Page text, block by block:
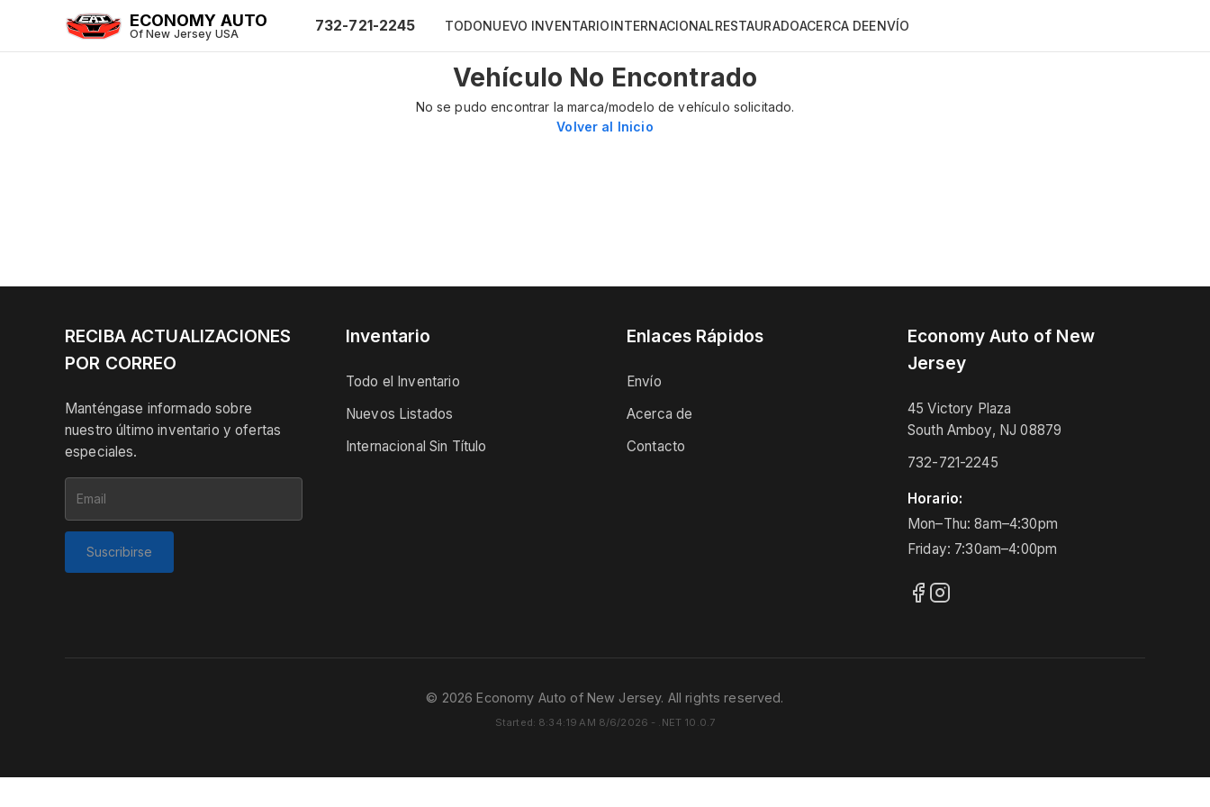
ECONOMY AUTO
Of New Jersey USA 732-721-2245 TODONUEVO INVENTARIOINTERNACIONALRESTAURADOACERCA DEENVÍO
Vehículo No Encontrado
No se pudo encontrar la marca/modelo de vehículo solicitado.
Volver al Inicio
RECIBA ACTUALIZACIONES
POR CORREO
Manténgase informado sobre
nuestro último inventario y ofertas
especiales.
Suscribirse
Inventario
Todo el Inventario
Nuevos Listados
Internacional Sin Título
Enlaces Rápidos
Envío
Acerca de
Contacto
Economy Auto of New
Jersey
45 Victory Plaza
South Amboy, NJ 08879
732-721-2245
Horario:
Mon–Thu: 8am–4:30pm
Friday: 7:30am–4:00pm
© 2026 Economy Auto of New Jersey. All rights reserved.
Started: 8:34:19 AM 8/6/2026 - .NET 10.0.7